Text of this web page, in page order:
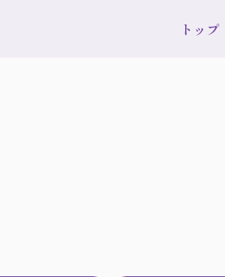
トップ